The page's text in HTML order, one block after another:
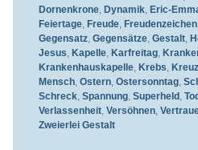
Dornenkrone, Dynamik, Eric-
Feiertage, Freude, Freudenzeichen,
Gegensatz, Gegensätze, Gestalt,
Jesus Kapelle, Karfreitag,
Krankenhauskapelle, Krebs
Mensch, Ostern, Ostersonntag,
Schreck, Spannung, Superheld,
Verlassenheit, Versöhnen,
Zweierlei Gestalt